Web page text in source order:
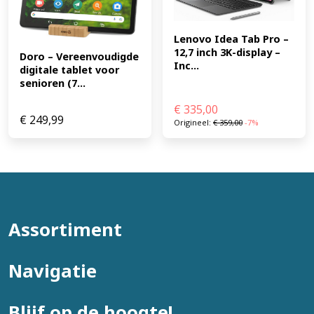
8806094147445)
Doro – Vereenvoudigde
digitale tablet voor
senioren (7...
€ 249,99
Lenovo Idea Tab Pro –
12,7 inch 3K-display –
Inc...
€ 335,00
Origineel: €359,00 -7%
Assortiment
Navigatie